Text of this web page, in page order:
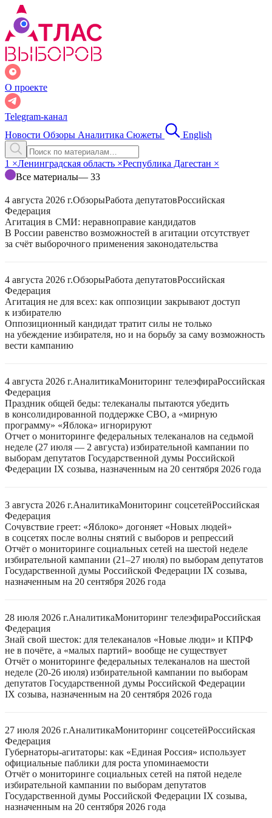
О проекте
Telegram-канал
Новости Обзоры Аналитика Сюжеты English
1 ×Ленинградская область ×Республика Дагестан ×
Все материалы— 33
4 августа 2026 г.ОбзорыРабота депутатовРоссийская
Федерация
Агитация в СМИ: неравноправие кандидатов
В России равенство возможностей в агитации отсутствует
за счёт выборочного применения законодательства
4 августа 2026 г.ОбзорыРабота депутатовРоссийская
Федерация
Агитация не для всех: как оппозиции закрывают доступ
к избирателю
Оппозиционный кандидат тратит силы не только
на убеждение избирателя, но и на борьбу за саму возможность
вести кампанию
4 августа 2026 г.АналитикаМониторинг телеэфираРоссийская
Федерация
Праздник общей беды: телеканалы пытаются убедить
в консолидированной поддержке СВО, а «мирную
программу» «Яблока» игнорируют
Отчет о мониторинге федеральных телеканалов на седьмой
неделе (27 июля — 2 августа) избирательной кампании по
выборам депутатов Государственной думы Российской
Федерации IX созыва, назначенным на 20 сентября 2026 года
3 августа 2026 г.АналитикаМониторинг соцсетейРоссийская
Федерация
Сочувствие греет: «Яблоко» догоняет «Новых людей»
в соцсетях после волны снятий с выборов и репрессий
Отчёт о мониторинге социальных сетей на шестой неделе
избирательной кампании (21–27 июля) по выборам депутатов
Государственной думы Российской Федерации IX созыва,
назначенным на 20 сентября 2026 года
28 июля 2026 г.АналитикаМониторинг телеэфираРоссийская
Федерация
Знай свой шесток: для телеканалов «Новые люди» и КПРФ
не в почёте, а «малых партий» вообще не существует
Отчёт о мониторинге федеральных телеканалов на шестой
неделе (20-26 июля) избирательной кампании по выборам
депутатов Государственной думы Российской Федерации
IX созыва, назначенным на 20 сентября 2026 года
27 июля 2026 г.АналитикаМониторинг соцсетейРоссийская
Федерация
Губернаторы-агитаторы: как «Единая Россия» использует
официальные паблики для роста упоминаемости
Отчёт о мониторинге социальных сетей на пятой неделе
избирательной кампании по выборам депутатов
Государственной думы Российской Федерации IX созыва,
назначенным на 20 сентября 2026 года